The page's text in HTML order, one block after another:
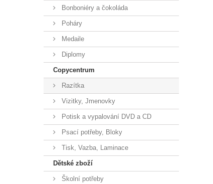
Bonboniéry a čokoláda
Poháry
Medaile
Diplomy
Copycentrum
Razítka
Vizitky, Jmenovky
Potisk a vypalování DVD a CD
Psací potřeby, Bloky
Tisk, Vazba, Laminace
Dětské zboží
Školní potřeby